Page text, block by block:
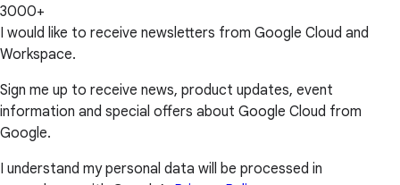
3000+
I would like to receive newsletters from Google Cloud and
Workspace.
Sign me up to receive news, product updates, event
information and special offers about Google Cloud from
Google.
I understand my personal data will be processed in